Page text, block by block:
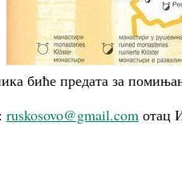
биће предата за
ruskosovo@gmail.com отац